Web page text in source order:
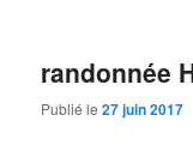
randonnée
Publié le27 juin 2017